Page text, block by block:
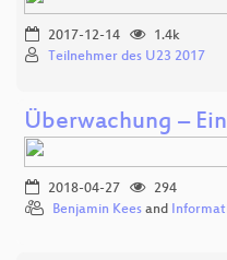
2017-12-14
1.4k
Teilnehmer des U23 2017
Überwachung –
2018-04-27
294
Benjamin Kees and